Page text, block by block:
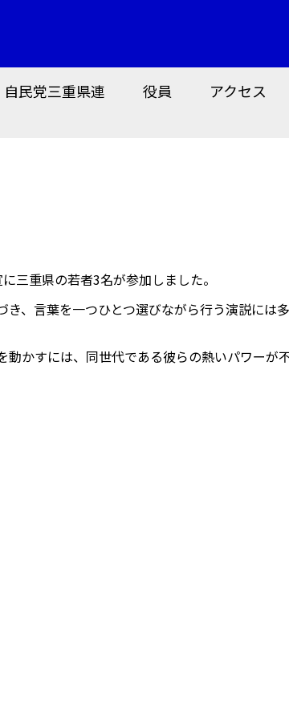
自民党三重県連 役員 アクセス
三重県の若者3名が参加しました。
、言葉を一つひとつ選びながら行う演説には
かすには、同世代である彼らの熱いパワーが